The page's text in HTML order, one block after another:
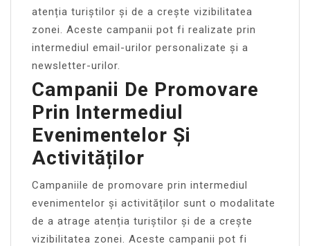
atenția turiștilor și de a crește vizibilitatea
zonei. Aceste campanii pot fi realizate prin
intermediul email-urilor personalizate și a
newsletter-urilor.
Campanii De Promovare
Prin Intermediul
Evenimentelor Și
Activităților
Campaniile de promovare prin intermediul
evenimentelor și activităților sunt o modalitate
de a atrage atenția turiștilor și de a crește
vizibilitatea zonei. Aceste campanii pot fi